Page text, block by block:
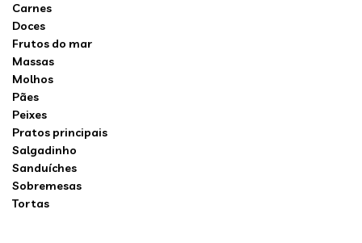
Carnes
Doces
Frutos do mar
Massas
Molhos
Pães
Peixes
Pratos principais
Salgadinho
Sanduíches
Sobremesas
Tortas